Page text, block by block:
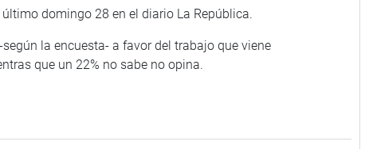
domingo 28 en el diario La República.
la encuesta- a favor del trabajo que viene
que un 22% no sabe no opina.